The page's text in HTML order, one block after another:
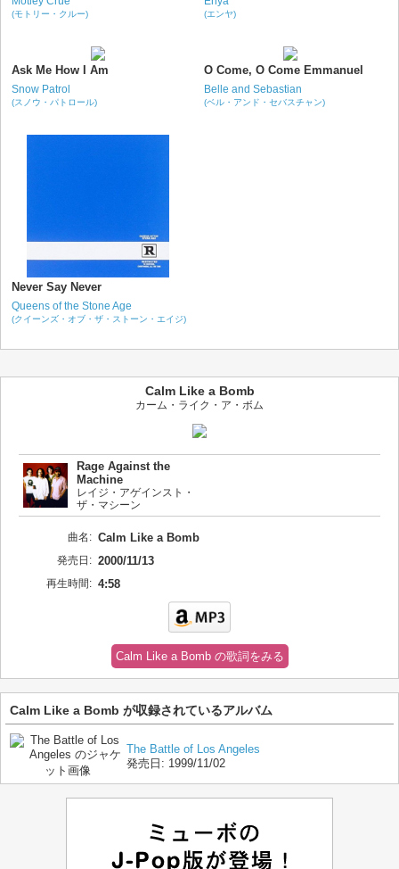
(モトリー・クルー) (エンヤ)
Ask Me How I Am
Snow Patrol
(スノウ・パトロール)
O Come, O Come Emmanuel
Belle and Sebastian
(ベル・アンド・セバスチャン)
Never Say Never
Queens of the Stone Age
(クイーンズ・オブ・ザ・ストーン・エイジ)
Calm Like a Bomb
カーム・ライク・ア・ボム
Rage Against the
Machine
レイジ・アゲインスト・
ザ・マシーン
曲名: Calm Like a Bomb
発売日: 2000/11/13
再生時間: 4:58
Calm Like a Bomb の歌詞をみる
Calm Like a Bomb が収録されているアルバム
The Battle of Los Angeles
発売日: 1999/11/02